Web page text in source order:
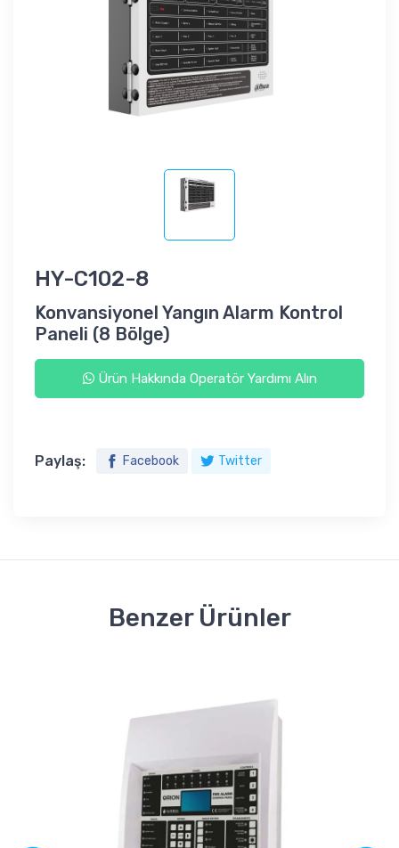
HY-C102-8
Konvansiyonel Yangın Alarm Kontrol
Paneli (8 Bölge)
Ürün Hakkında Operatör Yardımı Alın
Paylaş: Facebook Twitter
Benzer Ürünler